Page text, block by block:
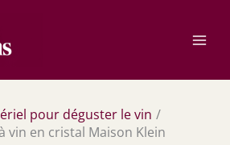
pour déguster le vin
vin en cristal Maison Klein